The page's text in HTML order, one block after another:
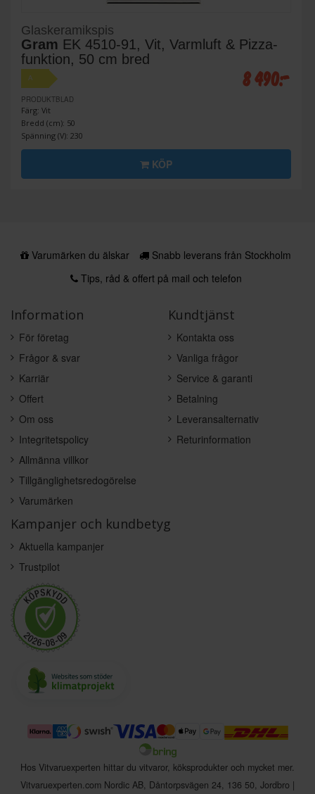
Glaskeramikspis
Gram EK 4510-91, Vit, Varmluft & Pizza-
funktion, 50 cm bred
A
PRODUKTBLAD
Färg: Vit
Bredd (cm): 50
Spänning (V): 230
8 490:-
KÖP
Varumärken du älskar
Snabb leverans från Stockholm
Tips, råd & offert på mail och telefon
Information
För företag
Frågor & svar
Karriär
Offert
Om oss
Integritetspolicy
Allmänna villkor
Tillgänglighetsredogörelse
Varumärken
Kundtjänst
Kontakta oss
Vanliga frågor
Service & garanti
Betalning
Leveransalternativ
Returinformation
Kampanjer och kundbetyg
Aktuella kampanjer
Trustpilot
Hos Vitvaruexperten hittar du vitvaror, köksprodukter och mycket mer.
Vitvaruexperten.com Nordic AB, Dåntorpsvägen 24, 136 50, Jordbro |